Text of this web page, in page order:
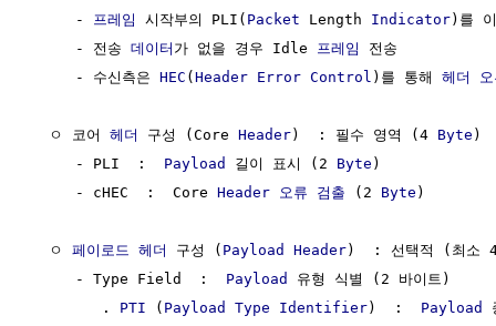
     -
프레임 시작부의 PLI( Packet Length Indicator)를
     - 전송
데이터 가 없을 경우 Idle 프레임
전송
     - 수신측은
HEC (Header Error Control )를 통해 헤더
  ㅇ 코어
헤더 구성 (Core Header)  : 필수 영역 (4 Byte )
     - PLI  :
Payload 길이 표시 (2 Byte )
     - cHEC  :  Core
Header 오류 검출 (2 Byte )
  ㅇ
페이로드 헤더 구성 ( Payload Header)  : 선택적 (최소 4
     - Type Field  :
Payload
유형 식별 (2 바이트)
        .
PTI ( Payload Type Identifier)  : Payload